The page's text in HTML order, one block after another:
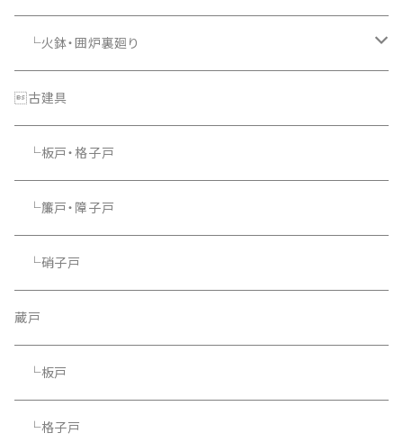
└火鉢・囲炉裏廻り
└照明器具
古建具
└板戸・格子戸
└簾戸・障子戸
└硝子戸
蔵戸
└板戸
└格子戸